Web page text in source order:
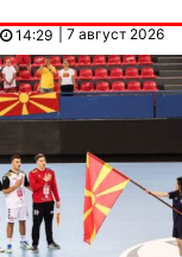
| 7 август 2026
14:29